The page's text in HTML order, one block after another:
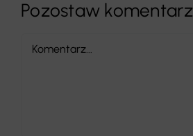
Pozostaw komentarz
Comment